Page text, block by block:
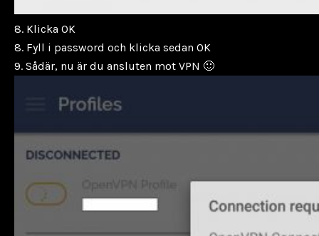
8. Klicka OK
8. Fyll i password och klicka sedan OK
9. Sådär, nu är du ansluten mot VPN 🙂